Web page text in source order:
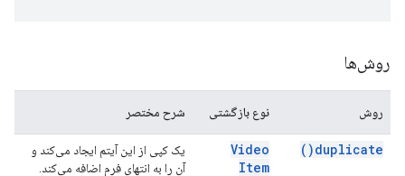
روش‌ها
روش نوع بازگشتی شرح مختصر
duplicate(
)
Video
Item
یک کپی از این آیتم ایجاد می‌کند و
آن را به انتهای فرم اضافه می‌کند.